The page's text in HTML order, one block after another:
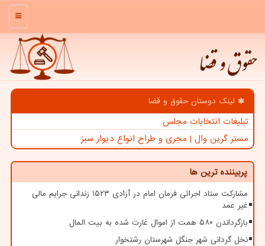
منو
حقوق و قضا
لینک دوستان حقوق و قضا
تبلیغات انتخابات مجلس
مستر گرین وال | مجری و طراح انواع دیوار سبز
پربیننده ترین ها
مشارکت ستاد اجرائی فرمان امام در آزادی ۱۵۲۳ زندانی جرایم مالی
غیر عمد
بازگرداندن ۵۸۰ همت از اموال غارت شده به بیت المال
نخل گردانی شهر جنگل شهرستان رشتخوار